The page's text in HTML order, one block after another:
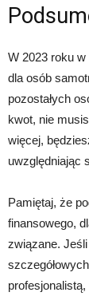
W 2023 roku w
dla osób
pozostałych
kwot, nie
więcej,
uwzględniając
Pamiętaj, że
finansowego,
związane.